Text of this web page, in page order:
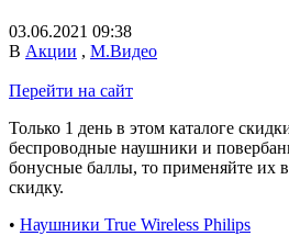
03.06.2021 09:38
В Акции , М.Видео
Перейти на сайт
Только 1 день в этом каталоге
беспроводные наушники и
бонусные баллы, то применяйте их
скидку.
• Наушники True Wireless Philips